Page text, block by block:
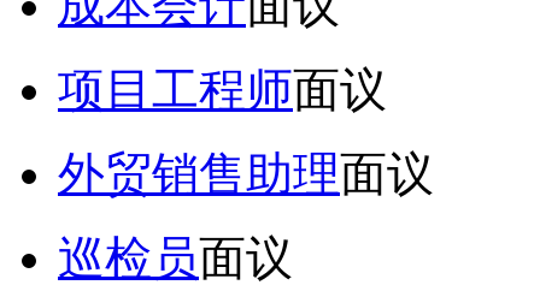
项目工程师面议
外贸销售助理面议
巡检员面议